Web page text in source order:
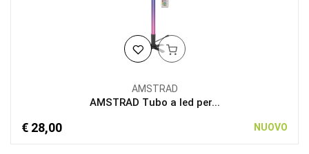
AMSTRAD
AMSTRAD Tubo a led per...
€ 28,00 NUOVO